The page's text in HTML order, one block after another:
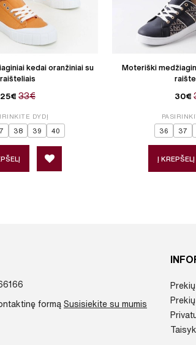
kedai oranžiniai su
raišteliais
25€ 33€
DYDĮ
38 39 40
Moteriški
30€
36 37
Į KREPŠELĮ
formą Susisiekite su mumis